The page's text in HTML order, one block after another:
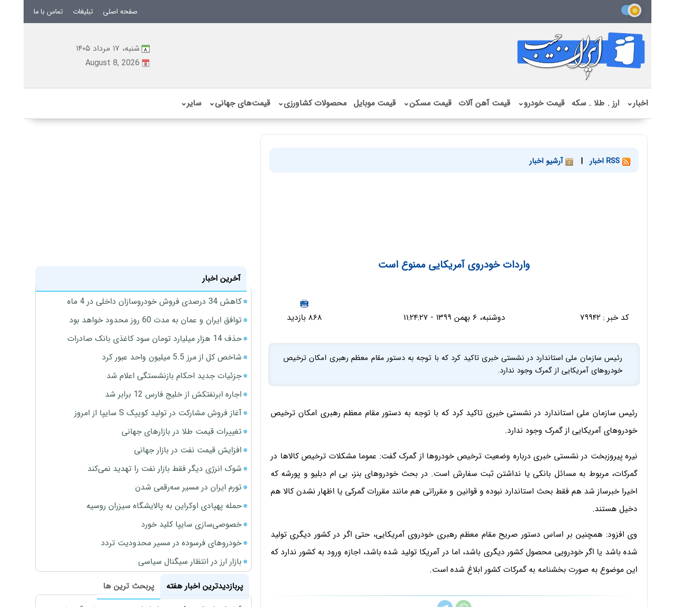
صفحه اصلی تبلیغات تماس با ما
شنبه، ۱۷ مرداد ۱۴۰۵
August 8, 2026
اخبار⌄ ارز . طلا . سکه قیمت خودرو⌄ قیمت آهن آلات قیمت مسکن⌄ قیمت موبایل محصولات کشاورزی⌄ قیمت‌های جهانی⌄ سایر⌄
| آرشیو اخبار
واردات خودروی آمریکایی ممنوع است
کد خبر : ۷۹۹۴۲ دوشنبه، ۶ بهمن ۱۳۹۹ - ۱۱:۲۴:۲۷ ۸۶۸ بازدید
رئیس سازمان ملی استاندارد در نشستی خبری تاکید کرد که با توجه به دستور مقام معظم رهبری امکان ترخیص
خودروهای آمریکایی از گمرک وجود ندارد.
رئیس سازمان ملی استاندارد در نشستی خبری تاکید کرد که با توجه به دستور مقام معظم رهبری امکان ترخیص
خودروهای آمریکایی از گمرک وجود ندارد.
نیره پیروزبخت در نشستی خبری درباره وضعیت ترخیص خودروها از گمرک گفت: عموما مشکلات ترخیص کالاها در
گمرکات، مربوط به مسائل بانکی یا نداشتن ثبت سفارش است. در بحث خودروهای بنز، بی ام دبلیو و پورشه که
اخیرا خبرساز شد هم فقط بحث استاندارد نبوده و قوانین و مقرراتی هم مانند مقررات گمرکی یا اظهار نشدن کالا هم
دخیل هستند.
وی افزود: همچنین بر اساس دستور صریح مقام معظم رهبری خودروی آمریکایی، حتی اگر در کشور دیگری تولید
شده باشد یا اگر خودرویی محصول کشور دیگری باشد، اما در آمریکا تولید شده باشد، اجازه ورود به کشور ندارد که
این موضوع به صورت بخشنامه به گمرکات کشور ابلاغ شده است.
آخرین اخبار
کاهش 34 درصدی فروش خودروسازان داخلی در 4 ماه
توافق ایران و عمان به مدت 60 روز محدود خواهد بود
حذف 14 هزار میلیارد تومان سود کاغذی بانک صادرات
شاخص کل از مرز 5.5 میلیون واحد عبور کرد
جزئیات جدید احکام بازنشستگی اعلام شد
اجاره ابرنفتکش از خلیج فارس 12 برابر شد
آغاز فروش مشارکت در تولید کوییک S سایپا از امروز
تغییرات قیمت طلا در بازارهای جهانی
افزایش قیمت نفت در بازار جهانی
شوک انرژی دیگر فقط بازار نفت را تهدید نمی‌کند
تورم ایران در مسیر سه‌رقمی شدن
حمله پهپادی اوکراین به پالایشگاه سیزران روسیه
خصوصی‌سازی سایپا کلید خورد
خودروهای فرسوده در مسیر محدودیت تردد
بازار ارز در انتظار سیگنال سیاسی
پربازدیدترین اخبار هفته
پربحث ترین ها